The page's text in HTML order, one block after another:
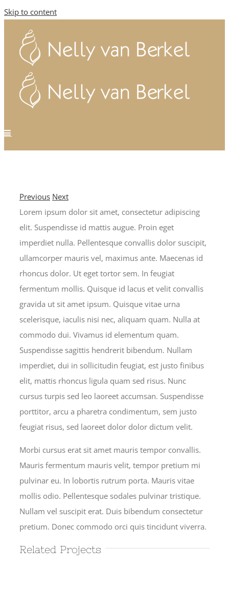
Skip to content
Previous Next
Lorem ipsum dolor sit amet, consectetur adipiscing
elit. Suspendisse id mattis augue. Proin eget
imperdiet nulla. Pellentesque convallis dolor suscipit,
ullamcorper mauris vel, maximus ante. Maecenas id
rhoncus dolor. Ut eget tortor sem. In feugiat
fermentum mollis. Quisque id lacus et velit convallis
gravida ut sit amet ipsum. Quisque vitae urna
scelerisque, iaculis nisi nec, aliquam quam. Nulla at
commodo dui. Vivamus id elementum quam.
Suspendisse sagittis hendrerit bibendum. Nullam
imperdiet, dui in sollicitudin feugiat, est justo finibus
elit, mattis rhoncus ligula quam sed risus. Nunc
cursus turpis sed leo laoreet accumsan. Suspendisse
porttitor, arcu a pharetra condimentum, sem justo
feugiat risus, sed laoreet dolor dolor dictum velit.
Morbi cursus erat sit amet mauris tempor convallis.
Mauris fermentum mauris velit, tempor pretium mi
pulvinar eu. In lobortis rutrum porta. Mauris vitae
mollis odio. Pellentesque sodales pulvinar tristique.
Nullam vel suscipit erat. Duis bibendum consectetur
pretium. Donec commodo orci quis tincidunt viverra.
Related Projects